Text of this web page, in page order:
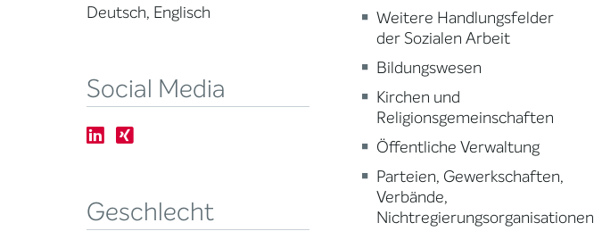
Deutsch, Englisch
Social Media
Geschlecht
Weitere Handlungsfelder
der Sozialen Arbeit
Bildungswesen
Kirchen und
Religionsgemeinschaften
Öffentliche Verwaltung
Parteien, Gewerkschaften,
Verbände,
Nichtregierungsorganisationen